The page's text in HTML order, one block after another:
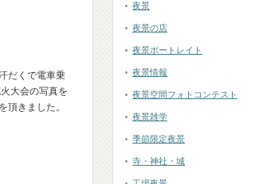
だくで電車乗
大会の写真を
頂きました。
夜景
夜景の店
夜景ポートレイト
夜景情報
夜景空間フォトコンテスト
夜景雑学
季節限定夜景
寺・神社・城